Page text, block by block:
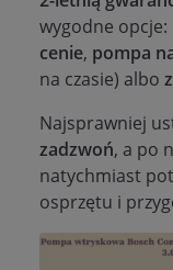
wygodne opcje:
cenie, pompa
na czasie) albo
Najsprawniej
zadzwoń, a po
natychmiast
osprzętu i